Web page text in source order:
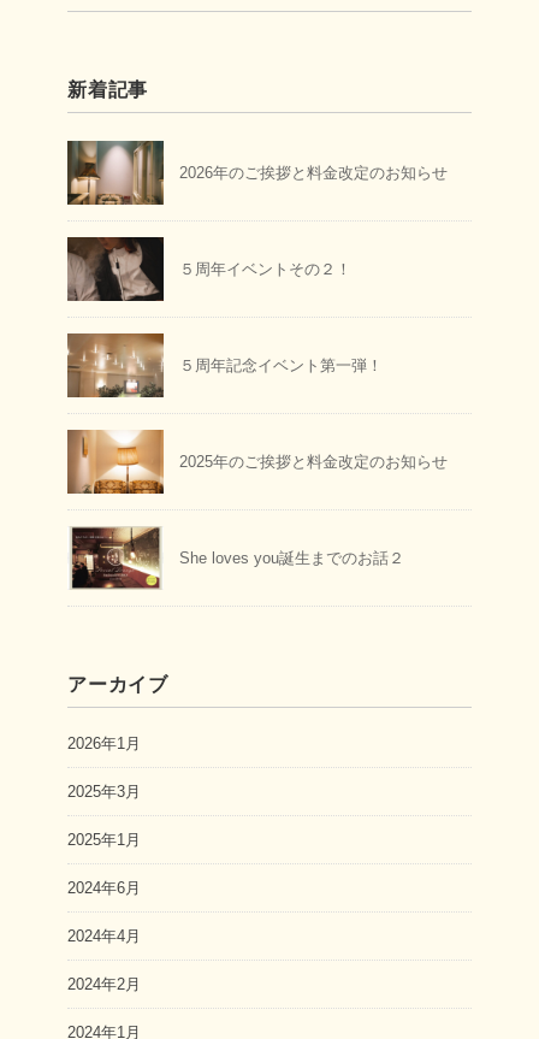
新着記事
2026年のご挨拶と料金改定のお知らせ
５周年イベントその２！
５周年記念イベント第一弾！
2025年のご挨拶と料金改定のお知らせ
She loves you誕生までのお話２
アーカイブ
2026年1月
2025年3月
2025年1月
2024年6月
2024年4月
2024年2月
2024年1月